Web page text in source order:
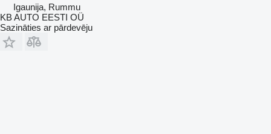
Igaunija, Rummu
KB AUTO EESTI OÜ
Sazināties ar pārdevēju